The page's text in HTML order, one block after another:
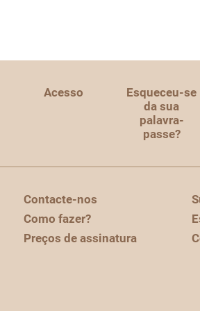
Acesso
Esqueceu-se
da sua
palavra-
passe?
Contacte-nos
Como fazer?
Preços de assinatura